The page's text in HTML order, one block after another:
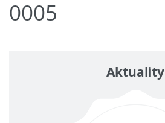
0005
Aktuality